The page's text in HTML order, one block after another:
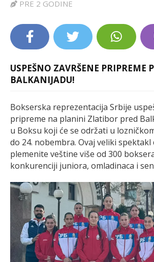
EXTRA
PRE 2 GODINE
USPEŠNO ZAVRŠENE PRIPREME
BALKANIJADU!
Bokserska reprezentacija Srbije
pripreme na planini Zlatibor pred
u Boksu koji će se održati u
do 24. nobembra. Ovaj veliki
plemenite veštine više od 300
konkurenciji juniora, omladinaca i